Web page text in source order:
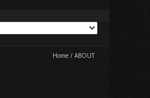
Home / ABOUT